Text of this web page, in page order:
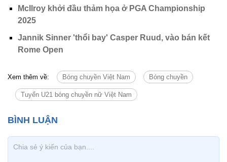
McIlroy khởi đầu thảm họa ở PGA Championship
2025
Jannik Sinner 'thổi bay' Casper Ruud, vào bán kết
Rome Open
Xem thêm về: Bóng chuyền Việt Nam Bóng chuyền
Tuyển U21 bóng chuyền nữ Việt Nam